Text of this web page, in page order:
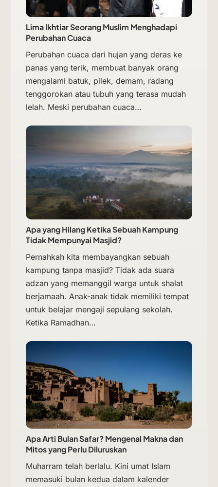
Lima Ikhtiar Seorang Muslim Menghadapi
Perubahan Cuaca
Perubahan cuaca dari hujan yang deras ke
panas yang terik, membuat banyak orang
mengalami batuk, pilek, demam, radang
tenggorokan atau tubuh yang terasa mudah
lelah. Meski perubahan cuaca…
Apa yang Hilang Ketika Sebuah Kampung
Tidak Mempunyai Masjid?
Pernahkah kita membayangkan sebuah
kampung tanpa masjid? Tidak ada suara
adzan yang memanggil warga untuk shalat
berjamaah. Anak-anak tidak memiliki tempat
untuk belajar mengaji sepulang sekolah.
Ketika Ramadhan…
Apa Arti Bulan Safar? Mengenal Makna dan
Mitos yang Perlu Diluruskan
Muharram telah berlalu. Kini umat Islam
memasuki bulan kedua dalam kalender